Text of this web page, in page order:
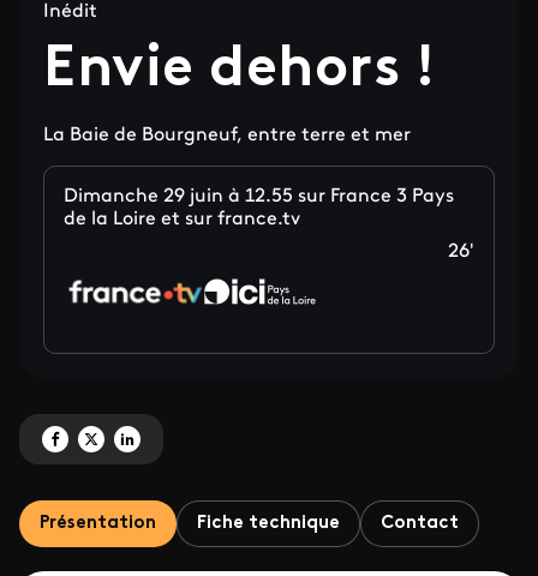
Inédit
Envie dehors !
La Baie de Bourgneuf, entre terre et mer
Dimanche 29 juin à 12.55 sur France 3 Pays
de la Loire et sur france.tv
26'
Partagez 'Envie dehors ! ' sur Facebook
Partagez 'Envie dehors ! ' sur X
Partagez 'Envie dehors ! ' sur LinkedIn
Présentation Fiche technique Contact